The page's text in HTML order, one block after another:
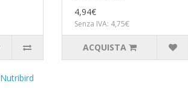
4,94€
Senza IVA: 4,75€
ACQUISTA
Nutribird